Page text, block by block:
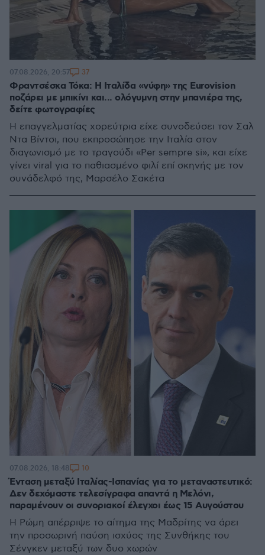
Φραντσέσκα Τόκα: Η Ιταλίδα «νύφη» της Eurovision
ποζάρει με μπικίνι και... ολόγυμνη στην μπανιέρα της,
δείτε φωτογραφίες
Η επαγγελματίας χορεύτρια είχε συνοδεύσει τον Σαλ
Ντα Βίντσι, που εκπροσώπησε την Ιταλία στον
διαγωνισμό με το τραγούδι «Per sempre si», και είχε
γίνει viral για το παθιασμένο φιλί επί σκηνής με τον
συνάδελφό της, Μαρσέλο Σακέτα
07.08.2026, 20:57 37
Ένταση μεταξύ Ιταλίας-Ισπανίας για το μεταναστευτικό:
Δεν δεχόμαστε τελεσίγραφα απαντά η Μελόνι,
παραμένουν οι συνοριακοί έλεγχοι έως 15 Αυγούστου
Η Ρώμη απέρριψε το αίτημα της Μαδρίτης να άρει
την προσωρινή παύση ισχύος της Συνθήκης του
Σένγκεν μεταξύ των δυο χωρών
07.08.2026, 18:48 10